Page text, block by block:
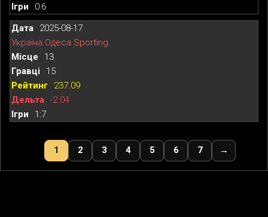
0:6
2025-08-17
Україна.Одеса.Sporting.
13
15
237.09
-2.04
1:7
1 2 3 4 5 6 7 →